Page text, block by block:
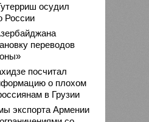
осудил
России
переводов
посчитал
о плохом
в Грузии
экспорта Армении